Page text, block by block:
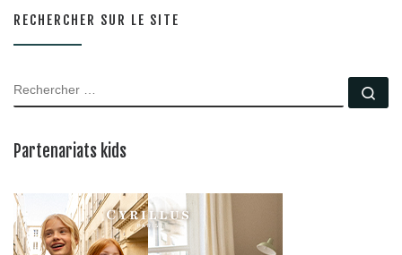
RECHERCHER SUR LE SITE
RECHERCHER
Partenariats kids